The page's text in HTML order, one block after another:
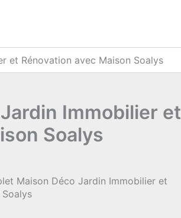
et Rénovation avec Maison Soalys
Immobilier et
Soalys
Maison Déco Jardin Immobilier et